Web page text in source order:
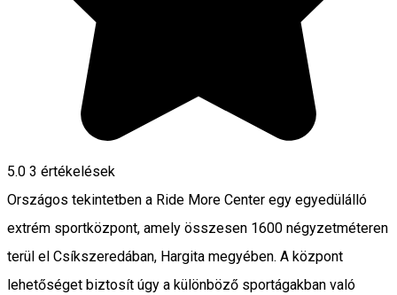
5.0 3 értékelések
Országos tekintetben a Ride More Center egy egyedülálló
extrém sportközpont, amely összesen 1600 négyzetméteren
terül el Csíkszeredában, Hargita megyében. A központ
lehetőséget biztosít úgy a különböző sportágakban való